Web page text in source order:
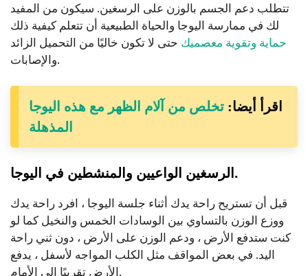
تتطلب دعم الجسم بالوزن على الرسغين. سيكون من المفيد
لك في ممارسة اليوجا والحياة الطبيعية أن تتعلم كيفية ذلك
حماية وتقوية معصميك حتى لا تكون خاليًا من التحميل الزائد
والإصابات.
اقرأ أيضا: تخلص من آلام الظهر مع هذه اليوجا
المذهلة
الرسغين الواعيين والمنشطين في اليوجا .
قبل أن تستريح راحة يدك أثناء جلسة اليوجا ، افرد راحة يدك
ووزع الوزن بالتساوي بين الوسادات الخمس والنخيل كما لو
كنت ستدفع الأرض ، ودعم الوزن على الأرض ، دون ثني راحة
اليد. في بعض المواقف مثل الكلب المواجه لأسفل ، يدفع
الأرض تقريبًا إلى الأمام.